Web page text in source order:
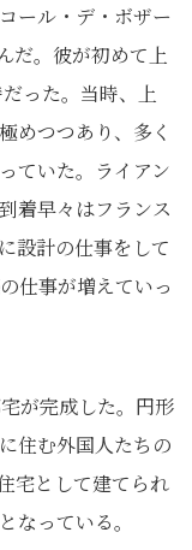
ール・デ・ボザー
だ。彼が初めて上
った。当時、上
めつつあり、多く
ていた。ライアン
着早々はフランス
設計の仕事をして
仕事が増えていっ
が完成した。円形
住む外国人たちの
宅として建てられ
なっている。